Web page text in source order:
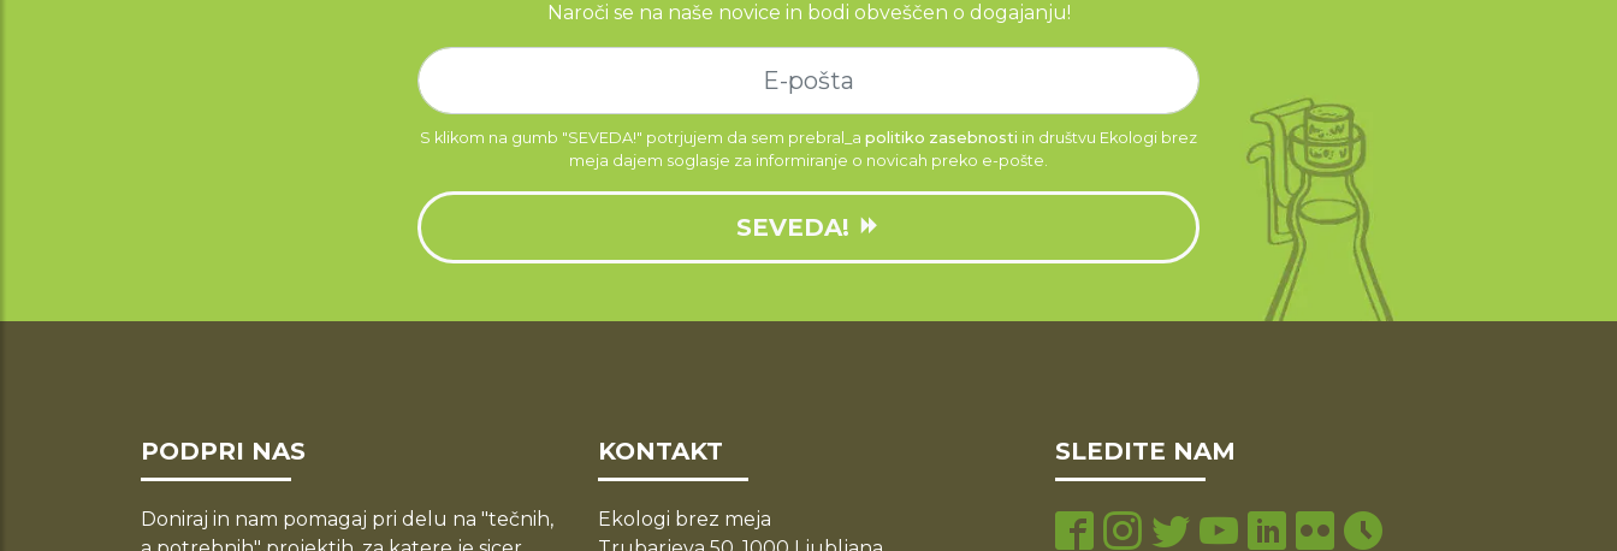
Naroči se na naše novice in bodi obveščen o dogajanju!
S klikom na gumb "SEVEDA!" potrjujem da sem prebral_a politiko zasebnosti in društvu Ekologi brez
meja dajem soglasje za informiranje o novicah preko e-pošte.
SEVEDA!
PODPRI NAS
Doniraj in nam pomagaj pri delu na "tečnih,
KONTAKT
Ekologi brez meja
SLEDITE NAM